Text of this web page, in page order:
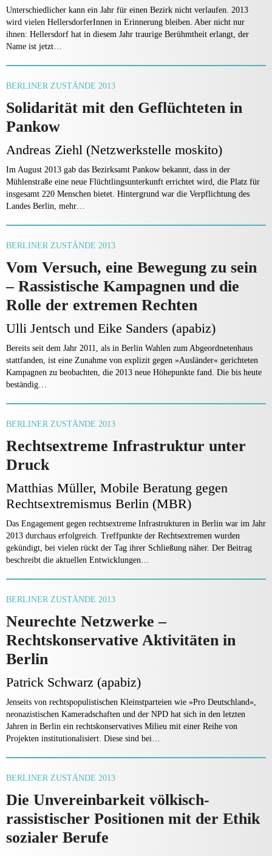
Unterschiedlicher kann ein Jahr für einen Bezirk nicht verlaufen. 2013
wird vielen HellersdorferInnen in Erinnerung bleiben. Aber nicht nur
ihnen: Hellersdorf hat in diesem Jahr traurige Berühmtheit erlangt, der
Name ist jetzt…
BERLINER ZUSTÄNDE 2013
Solidarität mit den Geflüchteten in
Pankow
Andreas Ziehl (Netzwerkstelle moskito)
Im August 2013 gab das Bezirksamt Pankow bekannt, dass in der
Mühlenstraße eine neue Flüchtlingsunterkunft errichtet wird, die Platz für
insgesamt 220 Menschen bietet. Hintergrund war die Verpflichtung des
Landes Berlin, mehr…
BERLINER ZUSTÄNDE 2013
Vom Versuch, eine Bewegung zu sein
– Rassistische Kampagnen und die
Rolle der extremen Rechten
Ulli Jentsch und Eike Sanders (apabiz)
Bereits seit dem Jahr 2011, als in Berlin Wahlen zum Abgeordnetenhaus
stattfanden, ist eine Zunahme von explizit gegen »Ausländer« gerichteten
Kampagnen zu beobachten, die 2013 neue Höhepunkte fand. Die bis heute
beständig…
BERLINER ZUSTÄNDE 2013
Rechtsextreme Infrastruktur unter
Druck
Matthias Müller, Mobile Beratung gegen
Rechtsextremismus Berlin (MBR)
Das Engagement gegen rechtsextreme Infrastrukturen in Berlin war im Jahr
2013 durchaus erfolgreich. Treffpunkte der Rechtsextremen wurden
gekündigt, bei vielen rückt der Tag ihrer Schließung näher. Der Beitrag
beschreibt die aktuellen Entwicklungen…
BERLINER ZUSTÄNDE 2013
Neurechte Netzwerke –
Rechtskonservative Aktivitäten in
Berlin
Patrick Schwarz (apabiz)
Jenseits von rechtspopulistischen Kleinstparteien wie »Pro Deutschland«,
neonazistischen Kameradschaften und der NPD hat sich in den letzten
Jahren in Berlin ein rechtskonservatives Milieu mit einer Reihe von
Projekten institutionalisiert. Diese sind bei…
BERLINER ZUSTÄNDE 2013
Die Unvereinbarkeit völkisch-
rassistischer Positionen mit der Ethik
sozialer Berufe